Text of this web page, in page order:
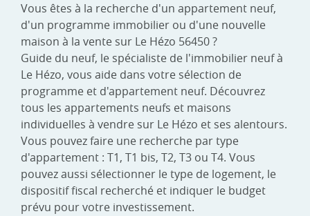
Vous êtes à la recherche d'un appartement neuf,
d'un programme immobilier ou d'une nouvelle
maison à la vente sur Le Hézo 56450 ?
Guide du neuf, le spécialiste de l'immobilier neuf à
Le Hézo, vous aide dans votre sélection de
programme et d'appartement neuf. Découvrez
tous les appartements neufs et maisons
individuelles à vendre sur Le Hézo et ses alentours.
Vous pouvez faire une recherche par type
d'appartement : T1, T1 bis, T2, T3 ou T4. Vous
pouvez aussi sélectionner le type de logement, le
dispositif fiscal recherché et indiquer le budget
prévu pour votre investissement.